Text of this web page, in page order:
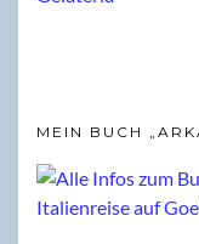
MEIN BUCH